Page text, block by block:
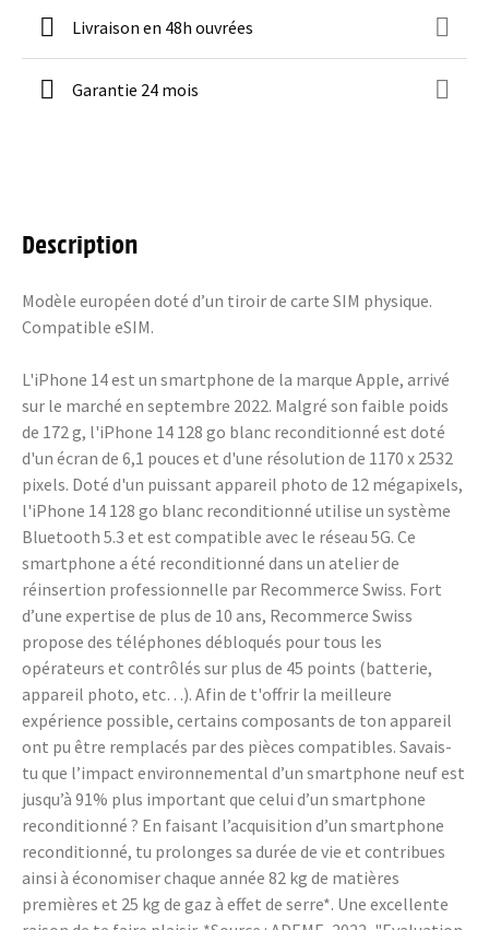
Livraison en 48h ouvrées
Garantie 24 mois
Description
Modèle européen doté d’un tiroir de carte SIM physique.
Compatible eSIM.
L'iPhone 14 est un smartphone de la marque Apple, arrivé
sur le marché en septembre 2022. Malgré son faible poids
de 172 g, l'iPhone 14 128 go blanc reconditionné est doté
d'un écran de 6,1 pouces et d'une résolution de 1170 x 2532
pixels. Doté d'un puissant appareil photo de 12 mégapixels,
l'iPhone 14 128 go blanc reconditionné utilise un système
Bluetooth 5.3 et est compatible avec le réseau 5G. Ce
smartphone a été reconditionné dans un atelier de
réinsertion professionnelle par Recommerce Swiss. Fort
d’une expertise de plus de 10 ans, Recommerce Swiss
propose des téléphones débloqués pour tous les
opérateurs et contrôlés sur plus de 45 points (batterie,
appareil photo, etc…). Afin de t'offrir la meilleure
expérience possible, certains composants de ton appareil
ont pu être remplacés par des pièces compatibles. Savais-
tu que l’impact environnemental d’un smartphone neuf est
jusqu’à 91% plus important que celui d’un smartphone
reconditionné ? En faisant l’acquisition d’un smartphone
reconditionné, tu prolonges sa durée de vie et contribues
ainsi à économiser chaque année 82 kg de matières
premières et 25 kg de gaz à effet de serre*. Une excellente